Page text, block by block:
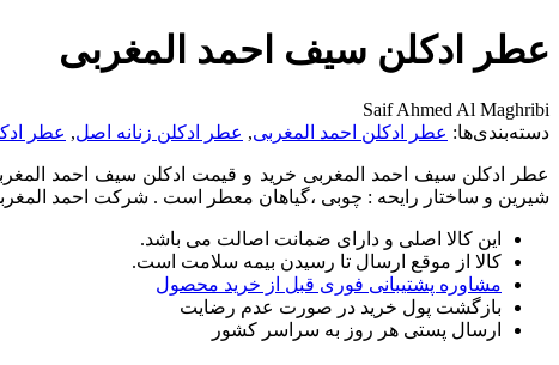
عطر ادکلن سیف احمد المغربی
Saif Ahmed Al Maghribi
دسته‌بندی‌ها: عطر ادکلن احمد المغربی, عطر ادکلن زنانه اصل, عطر
شیرین و ساختار رایحه : چوبی ،گیاهان معطر است . شرکت احمد
این کالا اصلی و دارای ضمانت اصالت می باشد.
کالا از موقع ارسال تا رسیدن بیمه سلامت است.
مشاوره پشتیبانی فوری قبل از خرید محصول
بازگشت پول خرید در صورت عدم رضایت
ارسال پستی هر روز به سراسر کشور